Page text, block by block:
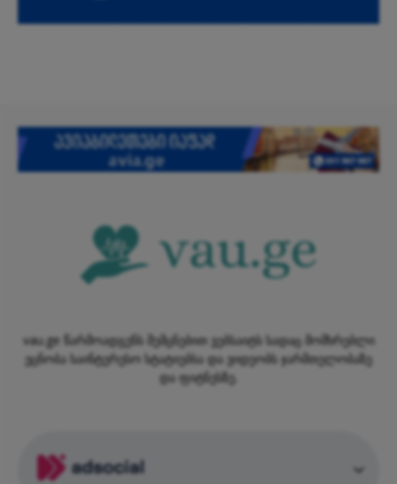
vau.ge წარმოადგენს შემცნებით ვებსაიტს სადაც მომხრებლი
ეცნობა საინტერესო სტატიებსა და ვიდეობს ჯარმთელობაზე
და ფიტნესზე.